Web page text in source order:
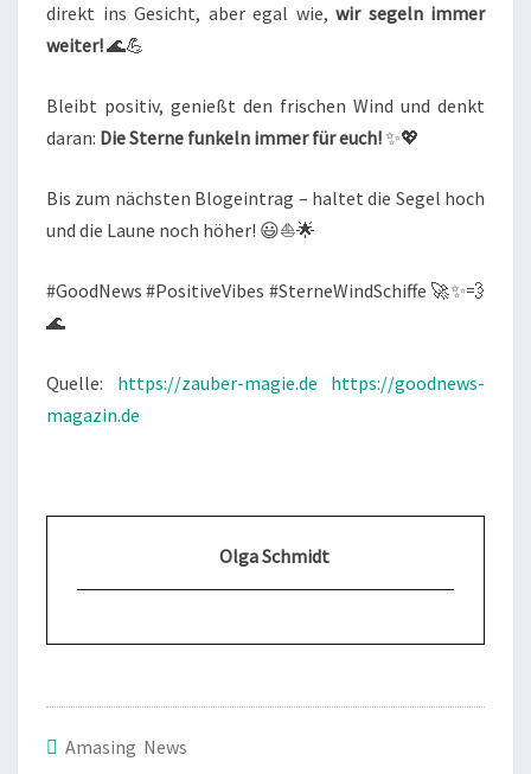
direkt ins Gesicht, aber egal wie, wir segeln immer
weiter!🌊💪
Bleibt positiv, genießt den frischen Wind und denkt
daran: Die Sterne funkeln immer für euch!✨💖
Bis zum nächsten Blogeintrag – haltet die Segel hoch
und die Laune noch höher! 😃⛵🌟
#GoodNews #PositiveVibes #SterneWindSchiffe 🚀✨💨
🌊
Quelle: https://zauber-magie.de
https://goodnews-
magazin.de
Olga Schmidt
Amasing News